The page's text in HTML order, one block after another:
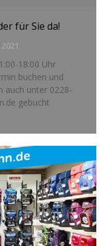
für Sie da!
18:00 Uhr
buchen und
auch unter 0228-
gebucht